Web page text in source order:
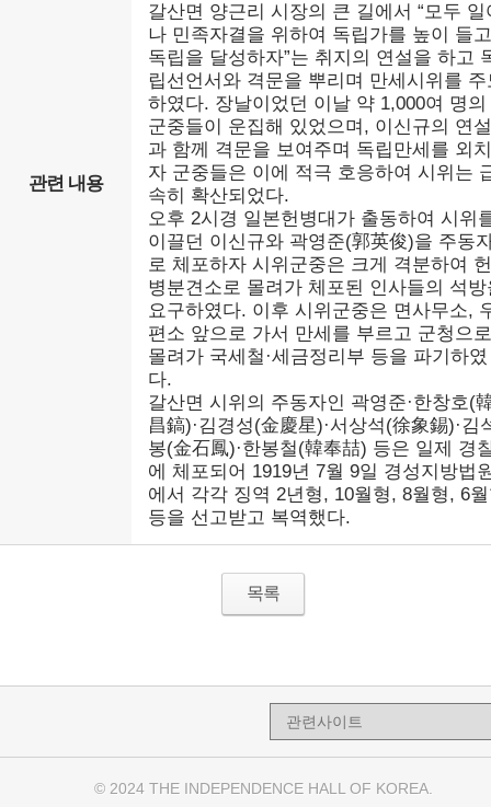
관련 내용
갈산면 양근리 시장의 큰 길에서 “모두 일
나 민족자결을 위하여 독립가를 높이 들고
독립을 달성하자”는 취지의 연설을 하고
립선언서와 격문을 뿌리며 만세시위를 주
하였다. 장날이었던 이날 약 1,000여 명의
군중들이 운집해 있었으며, 이신규의 연설
과 함께 격문을 보여주며 독립만세를 외치
자 군중들은 이에 적극 호응하여 시위는
속히 확산되었다.
오후 2시경 일본헌병대가 출동하여 시위
이끌던 이신규와 곽영준(郭英俊)을 주동
로 체포하자 시위군중은 크게 격분하여 헌
병분견소로 몰려가 체포된 인사들의 석방
요구하였다. 이후 시위군중은 면사무소,
편소 앞으로 가서 만세를 부르고 군청으로
몰려가 국세철·세금정리부 등을 파기하였
다.
갈산면 시위의 주동자인 곽영준·한창호(
昌鎬)·김경성(金慶星)·서상석(徐象錫)·김
봉(金石鳳)·한봉철(韓奉喆) 등은 일제 경
에 체포되어 1919년 7월 9일 경성지방법
에서 각각 징역 2년형, 10월형, 8월형, 6
등을 선고받고 복역했다.
목록
© 2024 THE INDEPENDENCE HALL OF KOREA.